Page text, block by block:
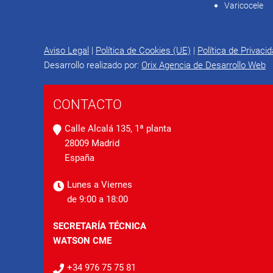
Varicocele
Aviso Legal | Política de Cookies (UE) | Política de
Desarrollo realizado por: Orix Agencia de Desarrollo Web
CONTACTO
Calle Alcalá 135, 1ª planta
28009 Madrid
España
Lunes a Viernes
de 9:00 a 18:00
SECRETARÍA TÉCNICA
WATSON CME
+34 976 75 75 81